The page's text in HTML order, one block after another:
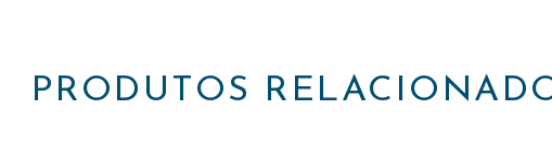
PRODUTOS